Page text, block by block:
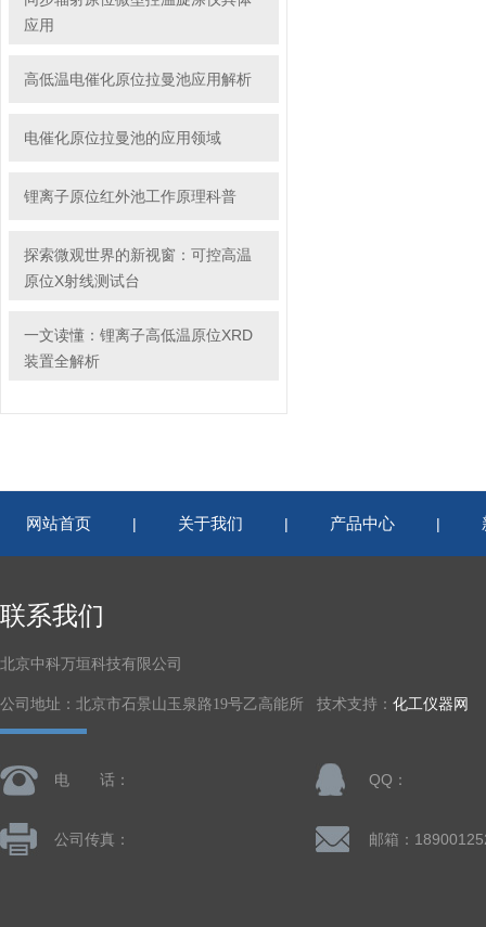
应用
高低温电催化原位拉曼池应用解析
电催化原位拉曼池的应用领域
锂离子原位红外池工作原理科普
探索微观世界的新视窗：可控高温
原位X射线测试台
一文读懂：锂离子高低温原位XRD
装置全解析
网站首页 | 关于我们 | 产品中心 |
联系我们
北京中科万垣科技有限公司
公司地址：北京市石景山玉泉路19号乙高能所 技术支持： 化工仪器网
电 话： QQ：
公司传真： 邮箱：